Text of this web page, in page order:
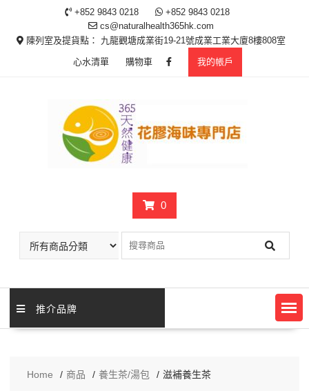
content
+852 9843 0218
+852 9843 0218
cs@naturalhealth365hk.com
陳列室及提貨點： 九龍觀塘成業街19-21號成業工業大廈8樓808室
心水清單 購物車 我的帳戶
0
推介品牌
Home 商品 養生茶/湯包 滋補養生茶